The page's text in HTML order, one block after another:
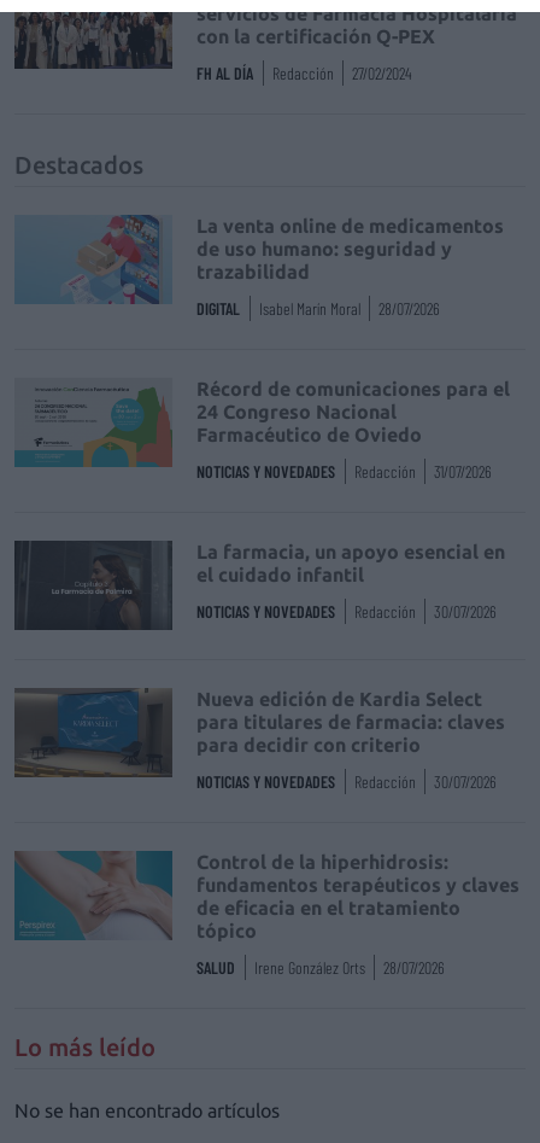
servicios de Farmacia Hospitalaria
con la certificación Q-PEX
FH AL DÍA Redacción 27/02/2024
Destacados
La venta online de medicamentos
de uso humano: seguridad y
trazabilidad
DIGITAL Isabel Marín Moral 28/07/2026
Récord de comunicaciones para el
24 Congreso Nacional
Farmacéutico de Oviedo
NOTICIAS Y NOVEDADES Redacción 31/07/2026
La farmacia, un apoyo esencial en
el cuidado infantil
NOTICIAS Y NOVEDADES Redacción 30/07/2026
Nueva edición de Kardia Select
para titulares de farmacia: claves
para decidir con criterio
NOTICIAS Y NOVEDADES Redacción 30/07/2026
Control de la hiperhidrosis:
fundamentos terapéuticos y claves
de eficacia en el tratamiento
tópico
SALUD Irene González Orts 28/07/2026
Lo más leído
No se han encontrado artículos